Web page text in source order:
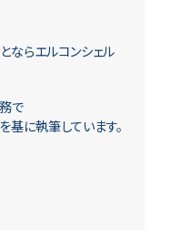
ならエルコンシェル
で
基に執筆しています。